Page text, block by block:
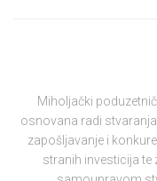
Miholjački
osnovana radi
zapošljavanje i
stranih investicija